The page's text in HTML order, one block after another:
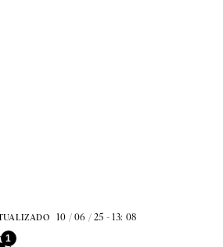
10 / 06 / 25 - 13: 08
1